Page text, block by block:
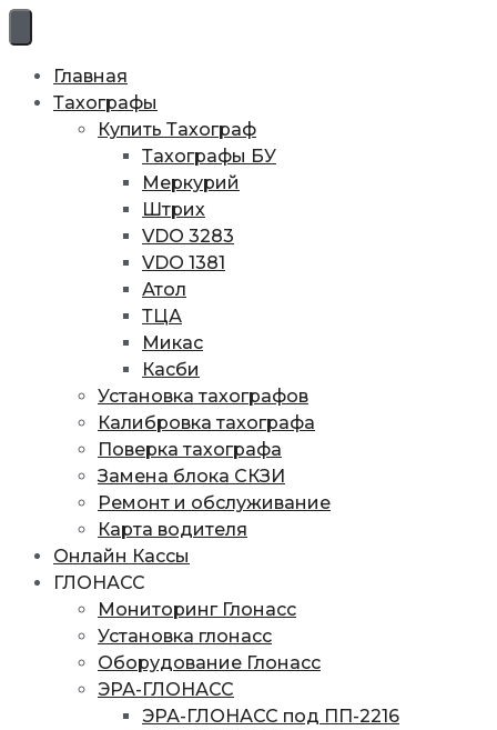
Перейти
к
содержимому
Главная
Тахографы
Купить Тахограф
Тахографы БУ
Меркурий
Штрих
VDO 3283
VDO 1381
Атол
ТЦА
Микас
Касби
Установка тахографов
Калибровка тахографа
Поверка тахографа
Замена блока СКЗИ
Ремонт и обслуживание
Карта водителя
Онлайн Кассы
ГЛОНАСС
Мониторинг Глонасс
Установка глонасс
Оборудование Глонасс
ЭРА-ГЛОНАСС
ЭРА-ГЛОНАСС под ПП-2216